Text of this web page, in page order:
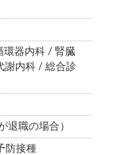
環器内科 / 腎臓
謝内科 / 総合診
退職の場合）
接種